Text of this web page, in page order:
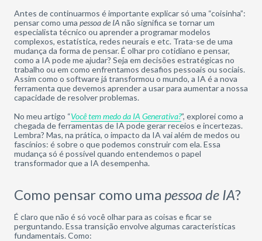
Antes de continuarmos é importante explicar só uma “coisinha”:
pensar como uma pessoa de IA não significa se tornar um
especialista técnico ou aprender a programar modelos
complexos, estatística, redes neurais e etc. Trata-se de uma
mudança da forma de pensar. É olhar pro cotidiano e pensar,
como a IA pode me ajudar? Seja em decisões estratégicas no
trabalho ou em como enfrentamos desafios pessoais ou sociais.
Assim como o software já transformou o mundo, a IA é a nova
ferramenta que devemos aprender a usar para aumentar a nossa
capacidade de resolver problemas.
No meu artigo “Você tem medo da IA Generativa?”, explorei como a
chegada de ferramentas de IA pode gerar receios e incertezas.
Lembra? Mas, na prática, o impacto da IA vai além de medos ou
fascínios: é sobre o que podemos construir com ela. Essa
mudança só é possível quando entendemos o papel
transformador que a IA desempenha.
Como pensar como uma pessoa de IA?
É claro que não é só você olhar para as coisas e ficar se
perguntando. Essa transição envolve algumas características
fundamentais. Como: